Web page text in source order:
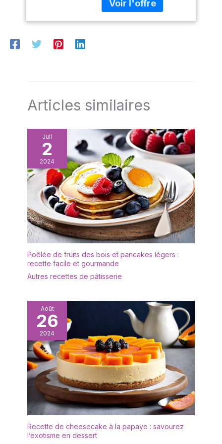
Noël, les fêtes de famille,
etc. 🥝Conseils de
chaleur:Veillez à ne pas
ingrédients alimentaires
ne doivent pas dépasser
poche.
Articles similaires
Juil
2
2024
Poêlée de fruits des bois et pancakes légers :
recette facile et gourmande
Autres recettes de pâtisserie
Août
26
2024
Recette de cheesecake à la papaye : savourez
l’exotisme en dessert